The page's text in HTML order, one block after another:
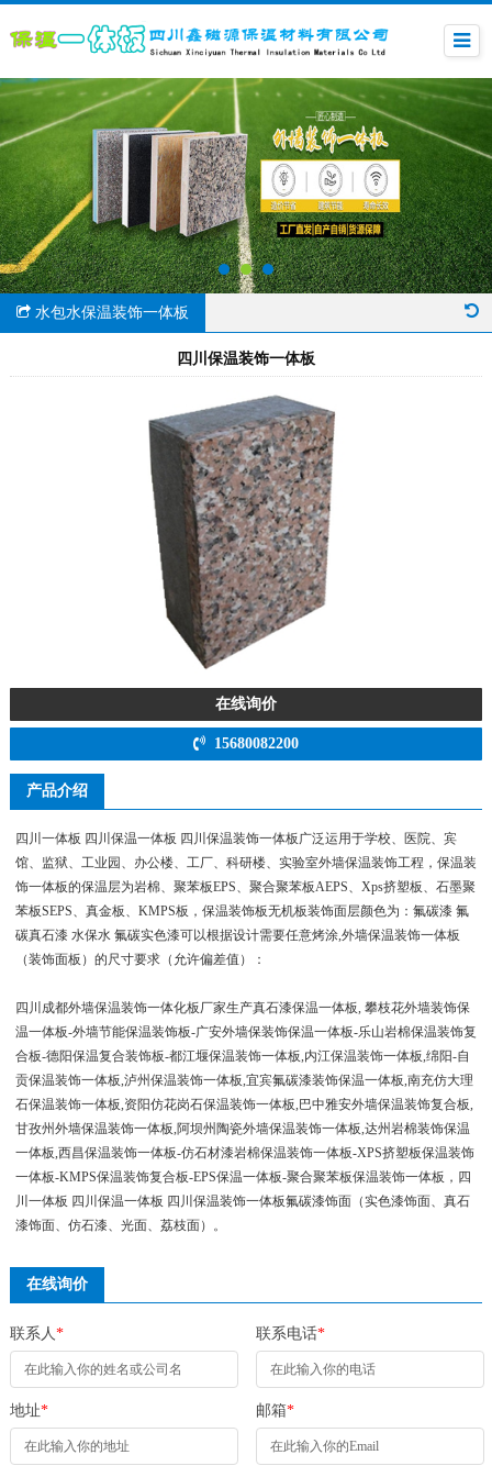
水包水保温装饰一体板
四川保温装饰一体板
在线询价
15680082200
产品介绍
四川一体板 四川保温一体板 四川保温装饰一体板广泛运用于学校、医院、宾
馆、监狱、工业园、办公楼、工厂、科研楼、实验室外墙保温装饰工程，保温装
饰一体板的保温层为岩棉、聚苯板EPS、聚合聚苯板AEPS、Xps挤塑板、石墨聚
苯板SEPS、真金板、KMPS板，保温装饰板无机板装饰面层颜色为：氟碳漆 氟
碳真石漆 水保水 氟碳实色漆可以根据设计需要任意烤涂,外墙保温装饰一体板
（装饰面板）的尺寸要求（允许偏差值）：
四川成都外墙保温装饰一体化板厂家生产真石漆保温一体板, 攀枝花外墙装饰保
温一体板-外墙节能保温装饰板-广安外墙保装饰保温一体板-乐山岩棉保温装饰复
合板-德阳保温复合装饰板-都江堰保温装饰一体板,内江保温装饰一体板,绵阳-自
贡保温装饰一体板,泸州保温装饰一体板,宜宾氟碳漆装饰保温一体板,南充仿大理
石保温装饰一体板,资阳仿花岗石保温装饰一体板,巴中雅安外墙保温装饰复合板,
甘孜州外墙保温装饰一体板,阿坝州陶瓷外墙保温装饰一体板,达州岩棉装饰保温
一体板,西昌保温装饰一体板-仿石材漆岩棉保温装饰一体板-XPS挤塑板保温装饰
一体板-KMPS保温装饰复合板-EPS保温一体板-聚合聚苯板保温装饰一体板，四
川一体板 四川保温一体板 四川保温装饰一体板氟碳漆饰面（实色漆饰面、真石
漆饰面、仿石漆、光面、荔枝面）。
在线询价
联系人* 联系电话*
地址* 邮箱*